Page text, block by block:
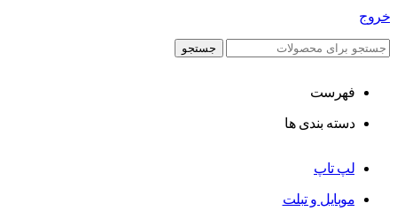
خروج
جستجو
فهرست
دسته بندی ها
لپ تاپ
موبایل و تبلت